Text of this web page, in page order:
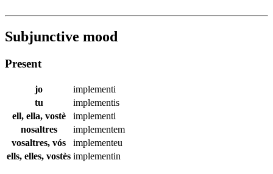
Subjunctive mood
Present
jo
implementi
tu
implementis
ell, ella, vostè
implementi
nosaltres
implementem
vosaltres, vós
implementeu
ells, elles, vostès implementin